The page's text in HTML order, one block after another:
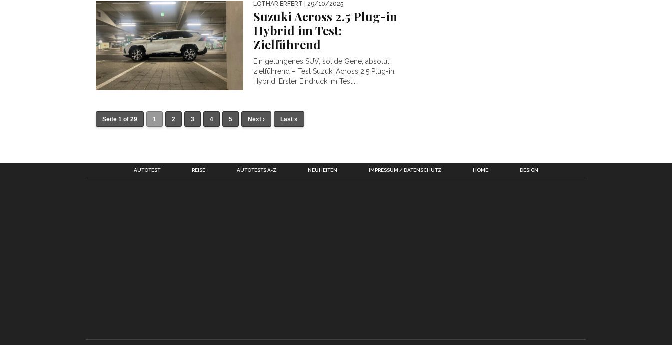
LOTHAR ERFERT | 29/10/2025
Suzuki Across 2.5 Plug-in
Hybrid im Test:
Zielführend
Ein gelungenes SUV, solide Gene, absolut
zielführend – Test Suzuki Across 2.5 Plug-in
Hybrid. Erster Eindruck im Test...
Seite 1 of 29 1 2 3 4 5 Next › Last »
AUTOTEST REISE AUTOTESTS A-Z NEUHEITEN IMPRESSUM / DATENSCHUTZ HOME DESIGN